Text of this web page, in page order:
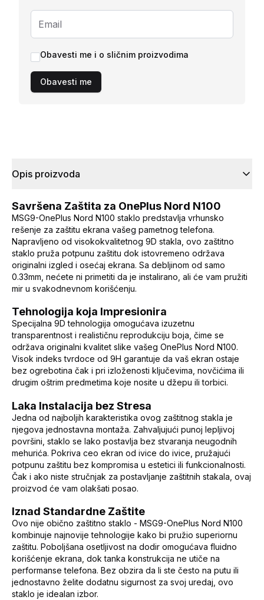
Obavesti me i o sličnim proizvodima
Obavesti me
Opis proizvoda
Savršena Zaštita za OnePlus Nord N100
MSG9-OnePlus Nord N100 staklo predstavlja vrhunsko
rešenje za zaštitu ekrana vašeg pametnog telefona.
Napravljeno od visokokvalitetnog 9D stakla, ovo zaštitno
staklo pruža potpunu zaštitu dok istovremeno održava
originalni izgled i osećaj ekrana. Sa debljinom od samo
0.33mm, nećete ni primetiti da je instalirano, ali će vam pružiti
mir u svakodnevnom korišćenju.
Tehnologija koja Impresionira
Specijalna 9D tehnologija omogućava izuzetnu
transparentnost i realističnu reprodukciju boja, čime se
održava originalni kvalitet slike vašeg OnePlus Nord N100.
Visok indeks tvrdoce od 9H garantuje da vaš ekran ostaje
bez ogrebotina čak i pri izloženosti ključevima, novčićima ili
drugim oštrim predmetima koje nosite u džepu ili torbici.
Laka Instalacija bez Stresa
Jedna od najboljih karakteristika ovog zaštitnog stakla je
njegova jednostavna montaža. Zahvaljujući punoj lepljivoj
površini, staklo se lako postavlja bez stvaranja neugodnih
mehurića. Pokriva ceo ekran od ivice do ivice, pružajući
potpunu zaštitu bez kompromisa u estetici ili funkcionalnosti.
Čak i ako niste stručnjak za postavljanje zaštitnih stakala, ovaj
proizvod će vam olakšati posao.
Iznad Standardne Zaštite
Ovo nije obično zaštitno staklo - MSG9-OnePlus Nord N100
kombinuje najnovije tehnologije kako bi pružio superiornu
zaštitu. Poboljšana osetljivost na dodir omogućava fluidno
korišćenje ekrana, dok tanka konstrukcija ne utiče na
performanse telefona. Bez obzira da li ste često na putu ili
jednostavno želite dodatnu sigurnost za svoj uredaj, ovo
staklo je idealan izbor.